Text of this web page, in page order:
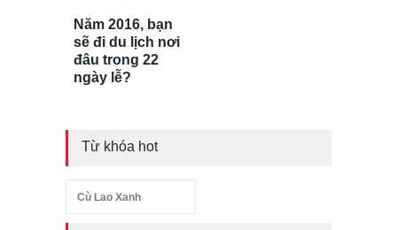
Năm 2016, bạn
sẽ đi du lịch nơi
đâu trong 22
ngày lễ?
Từ khóa hot
Cù Lao Xanh